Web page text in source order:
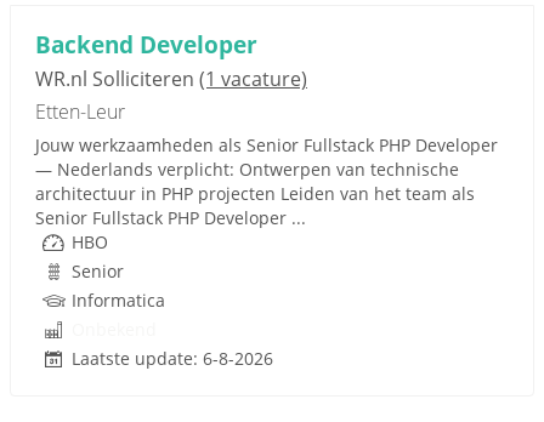
Backend Developer
WR.nl Solliciteren (1 vacature)
Etten-Leur
Jouw werkzaamheden als Senior Fullstack PHP Developer
— Nederlands verplicht: Ontwerpen van technische
architectuur in PHP projecten Leiden van het team als
Senior Fullstack PHP Developer ...
HBO
Senior
Informatica
Laatste update: 6-8-2026